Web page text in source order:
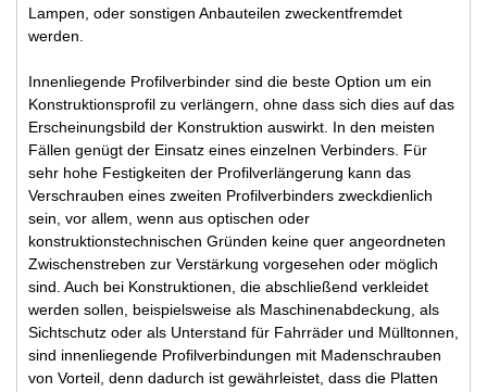
Lampen, oder sonstigen Anbauteilen zweckentfremdet
werden.
Innenliegende Profilverbinder sind die beste Option um ein
Konstruktionsprofil zu verlängern, ohne dass sich dies auf das
Erscheinungsbild der Konstruktion auswirkt. In den meisten
Fällen genügt der Einsatz eines einzelnen Verbinders. Für
sehr hohe Festigkeiten der Profilverlängerung kann das
Verschrauben eines zweiten Profilverbinders zweckdienlich
sein, vor allem, wenn aus optischen oder
konstruktionstechnischen Gründen keine quer angeordneten
Zwischenstreben zur Verstärkung vorgesehen oder möglich
sind. Auch bei Konstruktionen, die abschließend verkleidet
werden sollen, beispielsweise als Maschinenabdeckung, als
Sichtschutz oder als Unterstand für Fahrräder und Mülltonnen,
sind innenliegende Profilverbindungen mit Madenschrauben
von Vorteil, denn dadurch ist gewährleistet, dass die Platten